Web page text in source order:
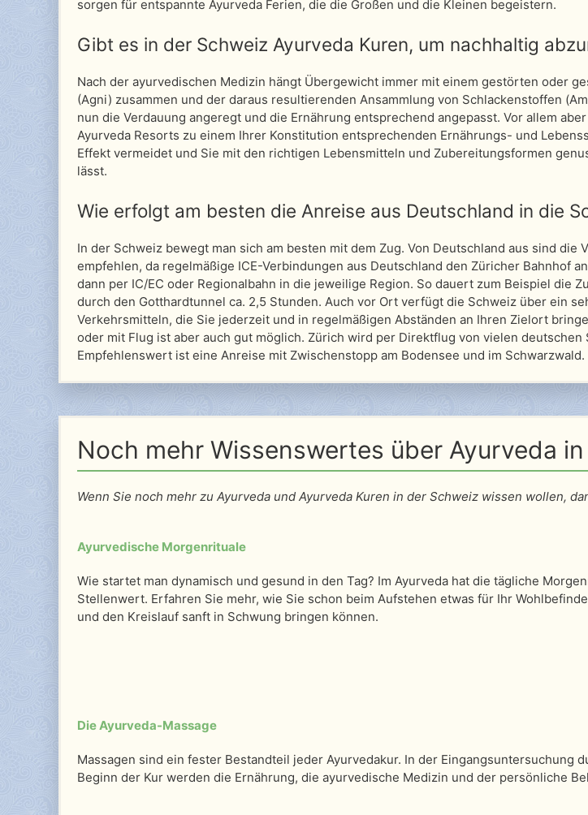
sorgen für entspannte Ayurveda Ferien, die die Großen und die Kleinen begeistern.
Gibt es in der Schweiz Ayurveda Kuren, um nachhaltig
Nach der ayurvedischen Medizin hängt Übergewicht immer mit einem gestörten oder
(Agni) zusammen und der daraus resultierenden Ansammlung von Schlackenstoffen
nun die Verdauung angeregt und die Ernährung entsprechend angepasst. Vor allem
Ayurveda Resorts zu einem Ihrer Konstitution entsprechenden Ernährungs- und
Effekt vermeidet und Sie mit den richtigen Lebensmitteln und Zubereitungsformen
lässt.
Wie erfolgt am besten die Anreise aus Deutschland in die
In der Schweiz bewegt man sich am besten mit dem Zug. Von Deutschland aus sind die
empfehlen, da regelmäßige ICE-Verbindungen aus Deutschland den Züricher Bahnhof
dann per IC/EC oder Regionalbahn in die jeweilige Region. So dauert zum Beispiel die
durch den Gotthardtunnel ca. 2,5 Stunden. Auch vor Ort verfügt die Schweiz über ein
Verkehrsmitteln, die Sie jederzeit und in regelmäßigen Abständen an Ihren Zielort
oder mit Flug ist aber auch gut möglich. Zürich wird per Direktflug von vielen deutschen
Empfehlenswert ist eine Anreise mit Zwischenstopp am Bodensee und im Schwarzwald.
Noch mehr Wissenswertes über Ayurveda
Wenn Sie noch mehr zu Ayurveda und Ayurveda Kuren in der Schweiz wissen wollen,
Ayurvedische Morgenrituale
Wie startet man dynamisch und gesund in den Tag? Im Ayurveda hat die tägliche
Stellenwert. Erfahren Sie mehr, wie Sie schon beim Aufstehen etwas für Ihr
und den Kreislauf sanft in Schwung bringen können.
Die Ayurveda-Massage
Massagen sind ein fester Bestandteil jeder Ayurvedakur. In der Eingangsuntersuchung
Beginn der Kur werden die Ernährung, die ayurvedische Medizin und der persönliche